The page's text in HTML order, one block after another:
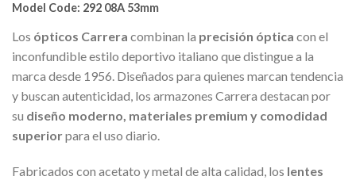
Model Code: 292 08A 53mm
Los ópticos Carrera combinan la precisión óptica con el
inconfundible estilo deportivo italiano que distingue a la
marca desde 1956. Diseñados para quienes marcan tendencia
y buscan autenticidad, los armazones Carrera destacan por
su diseño moderno, materiales premium y comodidad
superiorpara el uso diario.
Fabricados con acetato y metal de alta calidad, los lentes